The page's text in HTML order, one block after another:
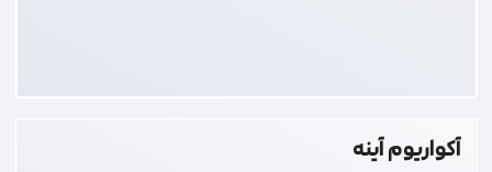
آکواریوم آینه